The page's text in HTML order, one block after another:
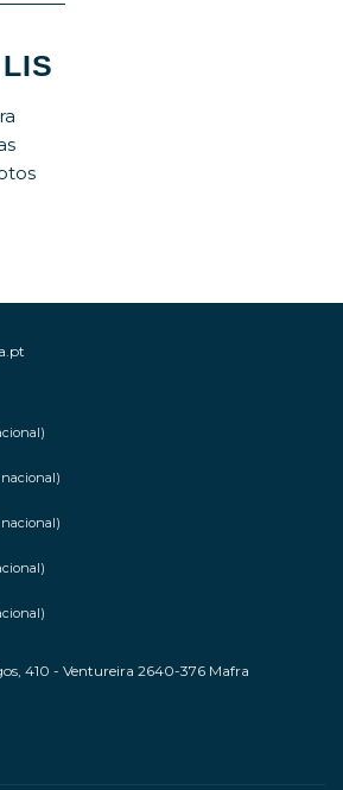
410 - Ventureira 2640-376 Mafra